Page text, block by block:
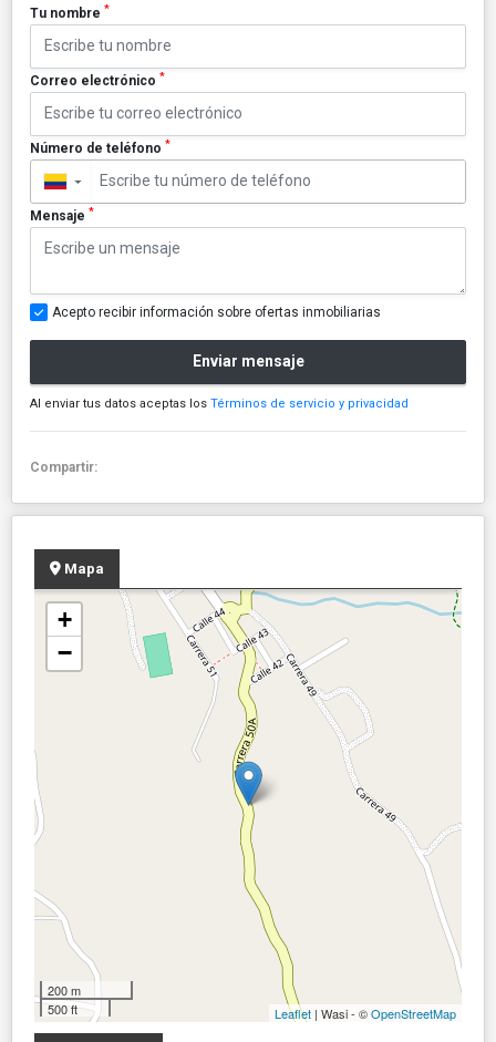
Tu nombre *
Correo electrónico *
Número de teléfono *
▼
Mensaje *
Acepto recibir información sobre ofertas inmobiliarias
Enviar mensaje
Al enviar tus datos aceptas los Términos de servicio y privacidad
Compartir:
Mapa
+
−
200 m
500 ft
Leaflet | Wasi - ©OpenStreetMap